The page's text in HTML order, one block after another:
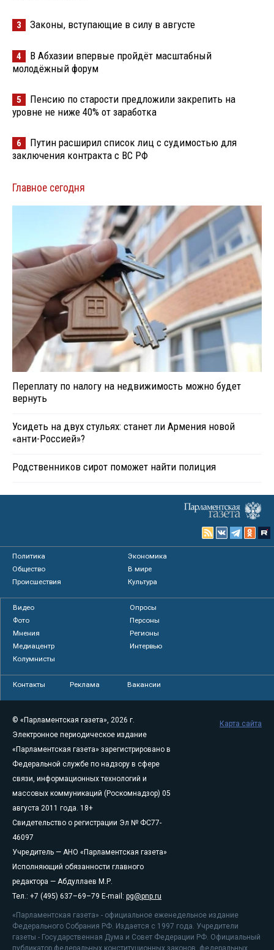
3 Законы, вступающие в силу в августе
4
В Абхазии впервые пройдёт масштабный
молодёжный форум
5
Пенсию по старости предложили закрепить на
уровне не ниже 40% от заработка
6
Путин расширил список лиц с судимостью для
заключения контракта с ВС РФ
Главное сегодня
Переплату по налогу на недвижимость можно будет
вернуть
Усидеть на двух стульях: станет ли Армения новой
«анти-Россией»?
Родственников сирот поможет найти полиция
Политика
Экономика
Общество
В мире
Происшествия
Культура
Видео
Опросы
Фото
Персоны
Мнения
Регионы
Медиацентр
Интервью
Колумнисты
Контакты Реклама Вакансии
© «Парламентская газета», 2026 г.
Электронное периодическое издание
«Парламентская газета» зарегистрировано в
Федеральной службе по надзору в сфере
связи, информационных технологий и
массовых коммуникаций (Роскомнадзор) 05
августа 2011 года. 18+
Свидетельство о регистрации Эл № ФС77-
46097
Учредитель — АНО «Парламентская газета»
Исполняющий обязанности главного
редактора — Абдуллаев М.Р.
Тел.: +7 (495) 637–69–79 E-mail: pg@pnp.ru
«Парламентская газета» - официальное еженедельное издание
Федерального Собрания РФ. Издается с 1997 года. Учредители
газеты - Государственная Дума и Совет Федерации РФ. Официальный
публикатор федеральных конституционных законов, федеральных
Карта сайта